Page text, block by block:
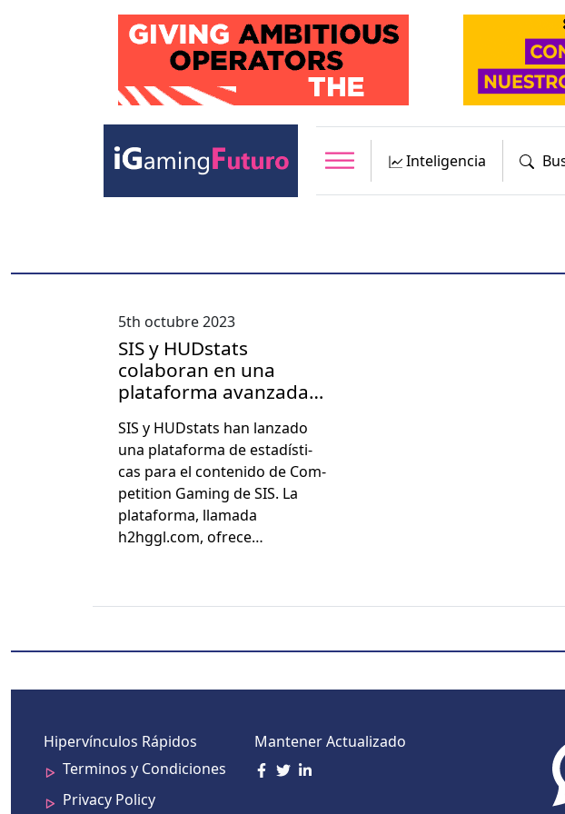
Inteligencia
5th octubre 2023
SIS y HUDstats
colaboran en una
plataforma avanzada
videojuegos.
SIS y HUD­stats han lan­za­do
una platafor­ma de estadís­ti­
cas para el con­tenido de Com­
pe­ti­tion Gam­ing de SIS. La
platafor­ma, lla­ma­da
h2hggl.com, ofrece…
Hipervínculos Rápidos
Terminos y Condiciones
Privacy Policy
Mantener Actualizado